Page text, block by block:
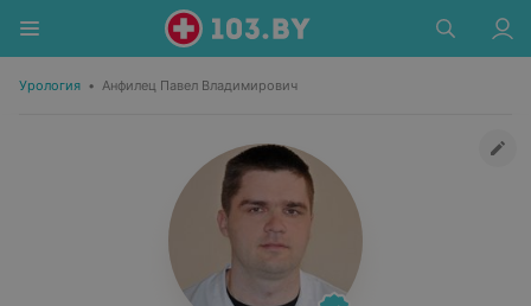
Урология • Анфилец Павел Владимирович